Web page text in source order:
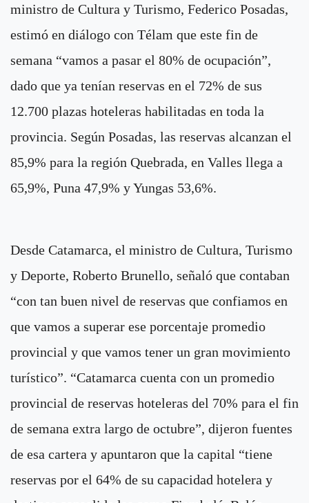
ministro de Cultura y Turismo, Federico Posadas,
estimó en diálogo con Télam que este fin de
semana “vamos a pasar el 80% de ocupación”,
dado que ya tenían reservas en el 72% de sus
12.700 plazas hoteleras habilitadas en toda la
provincia. Según Posadas, las reservas alcanzan el
85,9% para la región Quebrada, en Valles llega a
65,9%, Puna 47,9% y Yungas 53,6%.
Desde Catamarca, el ministro de Cultura, Turismo
y Deporte, Roberto Brunello, señaló que contaban
“con tan buen nivel de reservas que confiamos en
que vamos a superar ese porcentaje promedio
provincial y que vamos tener un gran movimiento
turístico”. “Catamarca cuenta con un promedio
provincial de reservas hoteleras del 70% para el fin
de semana extra largo de octubre”, dijeron fuentes
de esa cartera y apuntaron que la capital “tiene
reservas por el 64% de su capacidad hotelera y